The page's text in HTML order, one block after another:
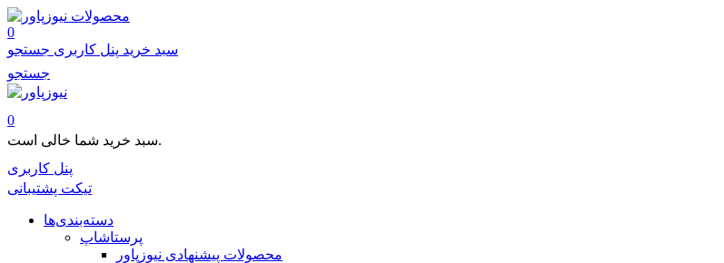
محصولات
0
سبد خرید پنل کاربری جستجو
جستجو
0
سبد خرید شما خالی است.
پنل کاربری
تیکت پشتیبانی
دسته‌بندی‌ها
پرستاشاپ
محصولات پیشنهادی نیوزپاور